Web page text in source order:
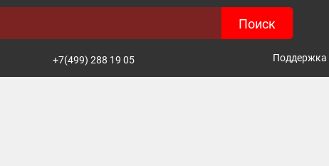
+7(499) 288 19 05 Поддержка